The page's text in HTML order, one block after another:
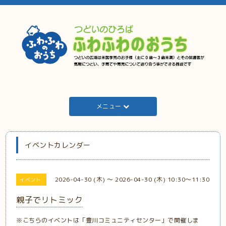
メニュー
イベントカレンダー
イベント 2026-04-30 (木) ～ 2026-04-30 (木) 10:30～11:30
親子でリトミック
※ こちらのイベントは「豊川コミュニティセンター」で開催しま